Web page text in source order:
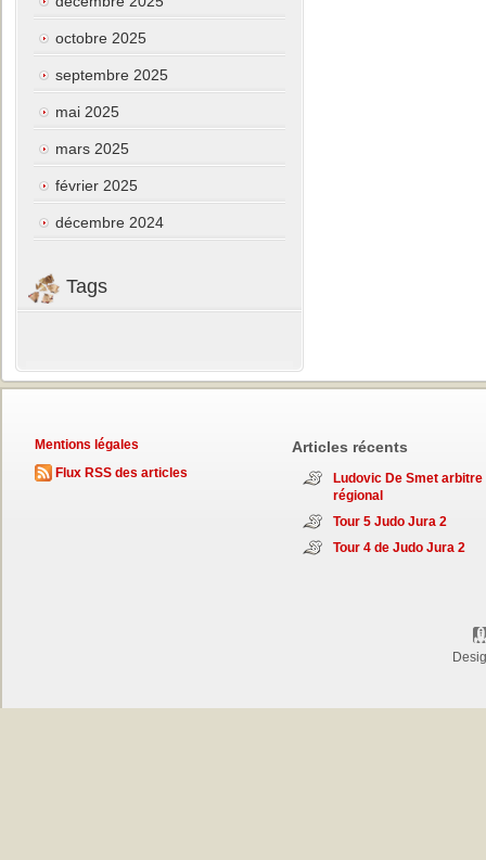
octobre 2025
septembre 2025
mai 2025
mars 2025
février 2025
décembre 2024
Tags
Mentions légales
Flux RSS des articles
Articles récents
Ludovic De Smet arbitre
régional
Tour 5 Judo Jura 2
Tour 4 de Judo Jura 2